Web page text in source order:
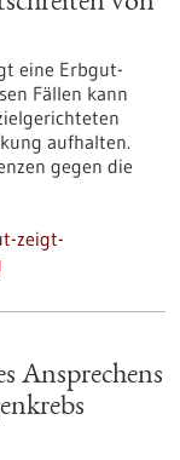
eine Erbgut-
Fällen kann
aufhalten.
gegen die
zeigt-
Ansprechens